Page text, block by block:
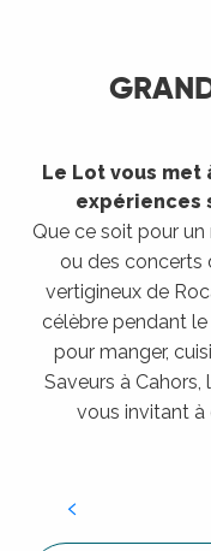
Le Lot vous met
expériences
Que ce soit pour
ou des concerts
vertigineux de
célèbre pendant le
pour manger,
Saveurs à Cahors,
vous invitant à
Festival Lot of